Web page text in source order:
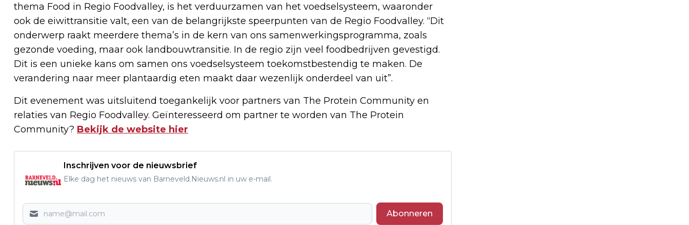
thema Food in Regio Foodvalley, is het verduurzamen van het voedselsysteem, waaronder
ook de eiwittransitie valt, een van de belangrijkste speerpunten van de Regio Foodvalley. “Dit
onderwerp raakt meerdere thema’s in de kern van ons samenwerkingsprogramma, zoals
gezonde voeding, maar ook landbouwtransitie. In de regio zijn veel foodbedrijven gevestigd.
Dit is een unieke kans om samen ons voedselsysteem toekomstbestendig te maken. De
verandering naar meer plantaardig eten maakt daar wezenlijk onderdeel van uit”.
Dit evenement was uitsluitend toegankelijk voor partners van The Protein Community en
relaties van Regio Foodvalley. Geïnteresseerd om partner te worden van The Protein
Community? Bekijk de website hier
Inschrijven voor de nieuwsbrief
Elke dag het nieuws van Barneveld.Nieuws.nl in uw e-mail.
Abonneren